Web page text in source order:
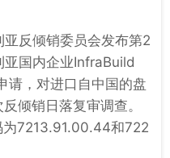
反倾销委员会发布第2
国内企业InfraBuild
，对进口自中国的盘
倾销日落复审调查。
为7213.91.00.44和722